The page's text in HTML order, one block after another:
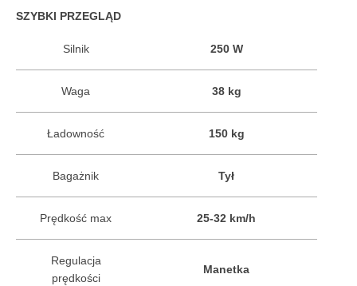
SZYBKI PRZEGLĄD
Silnik 250 W
Waga 38 kg
Ładowność 150 kg
Bagażnik Tył
Prędkość max 25-32 km/h
Regulacja
prędkości
Manetka